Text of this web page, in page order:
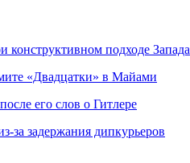
конструктивном подходе Запада
«Двадцатки» в Майами
его слов о Гитлере
за задержания дипкурьеров